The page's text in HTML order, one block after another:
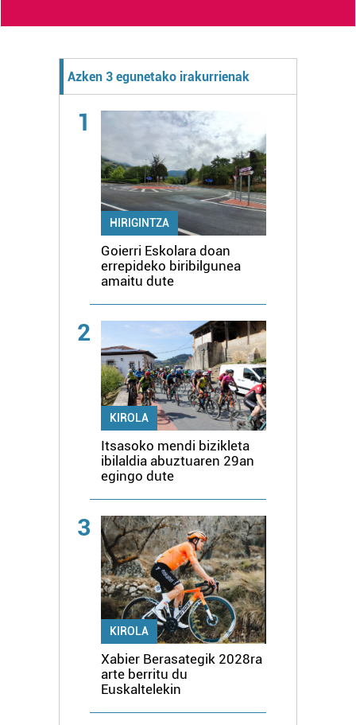
Azken 3 egunetako irakurrienak
1
HIRIGINTZA
Goierri Eskolara doan
errepideko biribilgunea
amaitu dute
2
KIROLA
Itsasoko mendi bizikleta
ibilaldia abuztuaren 29an
egingo dute
3
KIROLA
Xabier Berasategik 2028ra
arte berritu du
Euskaltelekin